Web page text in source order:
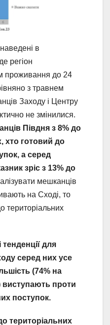
в
регіон
проживання до 24
з травнем
Заходу і Центру
не змінилися.
Півдня з 8% до
хто готовий до
а серед
зріс з 13% до
мешканців
на Сході, то
територіальних
для
серед них усе
(74% на
виступають проти
поступок.
територіальних